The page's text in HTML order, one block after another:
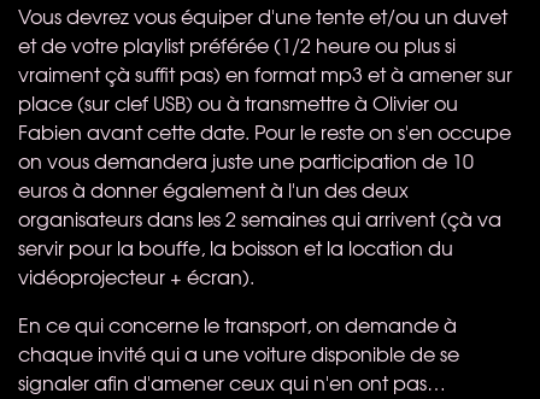
Vous devrez vous équiper d'une tente et/ou un duvet
et de votre playlist préférée (1/2 heure ou plus si
vraiment çà suffit pas) en format mp3 et à amener sur
place (sur clef USB) ou à transmettre à Olivier ou
Fabien avant cette date. Pour le reste on s'en occupe
on vous demandera juste une participation de 10
euros à donner également à l'un des deux
organisateurs dans les 2 semaines qui arrivent (çà va
servir pour la bouffe, la boisson et la location du
vidéoprojecteur + écran).
En ce qui concerne le transport, on demande à
chaque invité qui a une voiture disponible de se
signaler afin d'amener ceux qui n'en ont pas…